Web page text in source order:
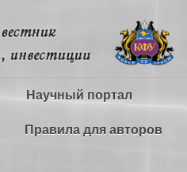
Научный портал
Правила для авторов